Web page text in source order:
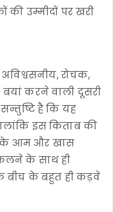
उम्मीदों पर खरी
रोचक,
करने वाली दूसरी
है कि यह
इस किताब की
के आम और खास
के साथ ही
बीच के बहुत ही कड़वे